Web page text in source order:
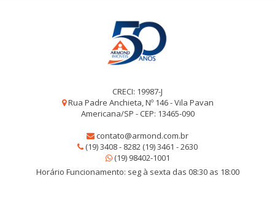
CRECI: 19987-J
Rua Padre Anchieta, Nº 146 - Vila Pavan
Americana/SP - CEP: 13465-090
contato@armond.com.br
(19) 3408 - 8282 (19) 3461 - 2630
(19) 98402-1001
Horário Funcionamento: seg à sexta das 08:30 as 18:00